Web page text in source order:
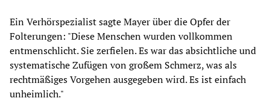
Ein Verhörspezialist sagte Mayer über die Opfer der
Folterungen: "Diese Menschen wurden vollkommen
entmenschlicht. Sie zerfielen. Es war das absichtliche und
systematische Zufügen von großem Schmerz, was als
rechtmäßiges Vorgehen ausgegeben wird. Es ist einfach
unheimlich."